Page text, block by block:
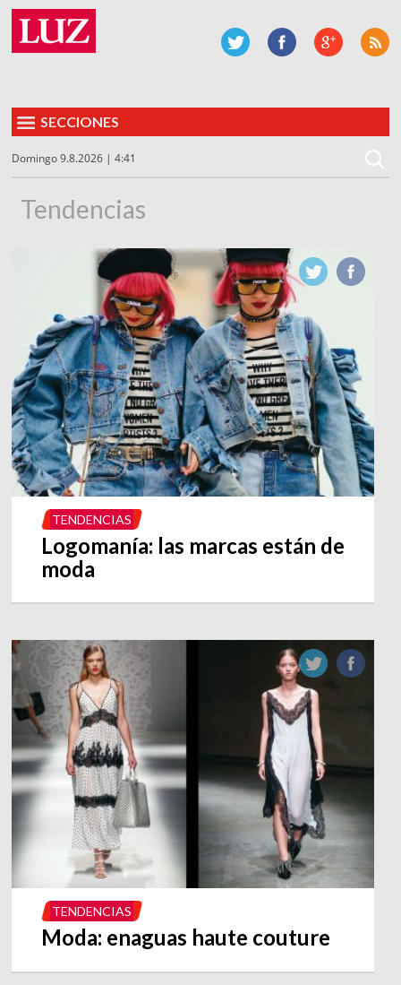
SECCIONES
Domingo 9.8.2026 | 4:41
Tendencias
TENDENCIAS
Logomanía: las marcas están de
moda
TENDENCIAS
Moda: enaguas haute couture